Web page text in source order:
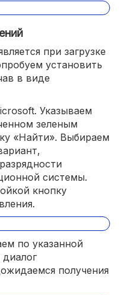
при загрузке
установить
в виде
Указываем
зеленым
«Найти». Выбираем
системы.
кнопку
по указанной
получения